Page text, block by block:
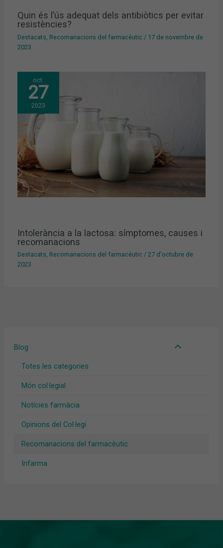
Blog
Totes les categories
Món col·legial
Notícies farmàcia
Opinions del Col·legi
Recomanacions del farmacèutic
Infarma
Quin és l’ús adequat dels antibiòtics per evitar
resistències?
Destacats Recomanacions del farmacèutic / 17 de novembre de
2023
oct.
27
2023
Intolerància a la lactosa: símptomes, causes i
recomanacions
Destacats, Recomanacions del farmacèutic /27 d'octubre de
2023